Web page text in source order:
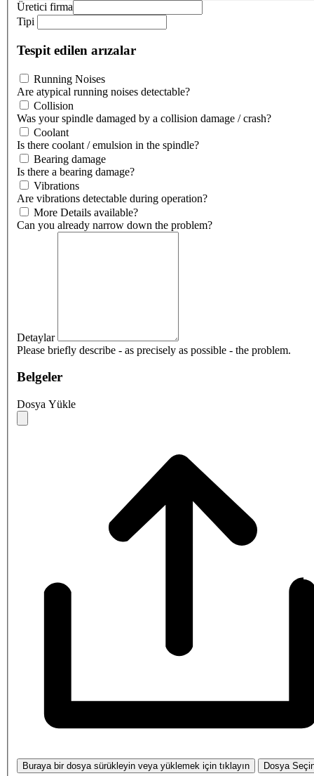
Üretici firma
Tipi
Tespit edilen arızalar
Running Noises
Are atypical running noises detectable?
Collision
Was your spindle damaged by a collision damage / crash?
Coolant
Is there coolant / emulsion in the spindle?
Bearing damage
Is there a bearing damage?
Vibrations
Are vibrations detectable during operation?
More Details available?
Can you already narrow down the problem?
Detaylar
Please briefly describe - as precisely as possible - the problem.
Belgeler
Dosya Yükle
Buraya bir dosya sürükleyin veya yüklemek için tıklayın Dosya